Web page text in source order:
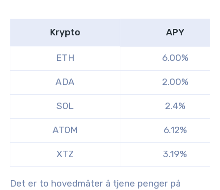
Krypto APY
ETH 6.00%
ADA 2.00%
SOL 2.4%
ATOM 6.12%
XTZ 3.19%
Det er to hovedmåter å tjene penger på